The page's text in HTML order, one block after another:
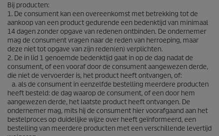
Bij producten:
1. De consument kan een overeenkomst met betrekking tot de
aankoop van een product gedurende een bedenktijd van minimaal
14 dagen zonder opgave van redenen ontbinden. De ondernemer
mag de consument vragen naar de reden van herroeping, maar
deze niet tot opgave van zijn reden(en) verplichten.
2. De in lid 1 genoemde bedenktijd gaat in op de dag nadat de
consument, of een vooraf door de consument aangewezen derde,
die niet de vervoerder is, het product heeft ontvangen, of:
a. als de consument in eenzelfde bestelling meerdere producten
heeft besteld: de dag waarop de consument, of een door hem
aangewezen derde, het laatste product heeft ontvangen. De
ondernemer mag, mits hij de consument hier voorafgaand aan het
bestelproces op duidelijke wijze over heeft geïnformeerd, een
bestelling van meerdere producten met een verschillende levertijd